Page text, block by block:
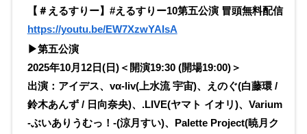
【＃えるすりー】#えるすりー10第五公演 冒頭無料配信
https://youtu.be/EW7XzwYAIsA
▶第五公演
2025年10月12日(日)＜開演19:30 (開場19:00)＞
出演：アイデス、vα-liv(上水流 宇宙)、えのぐ(白藤環 /
鈴木あんず / 日向奈央)、.LIVE(ヤマト イオリ)、Varium
-ぶいありうむっ！-(涼月すい)、Palette Project(暁月ク